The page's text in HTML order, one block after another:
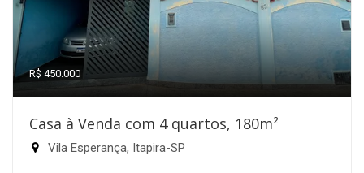
R$ 450.000
Casa à Venda com 4 quartos, 180m²
Vila Esperança, Itapira-SP